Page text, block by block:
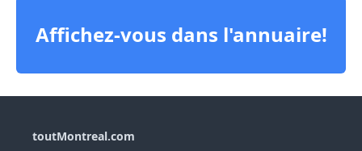
Affichez-vous dans l'annuaire!
toutMontreal.com